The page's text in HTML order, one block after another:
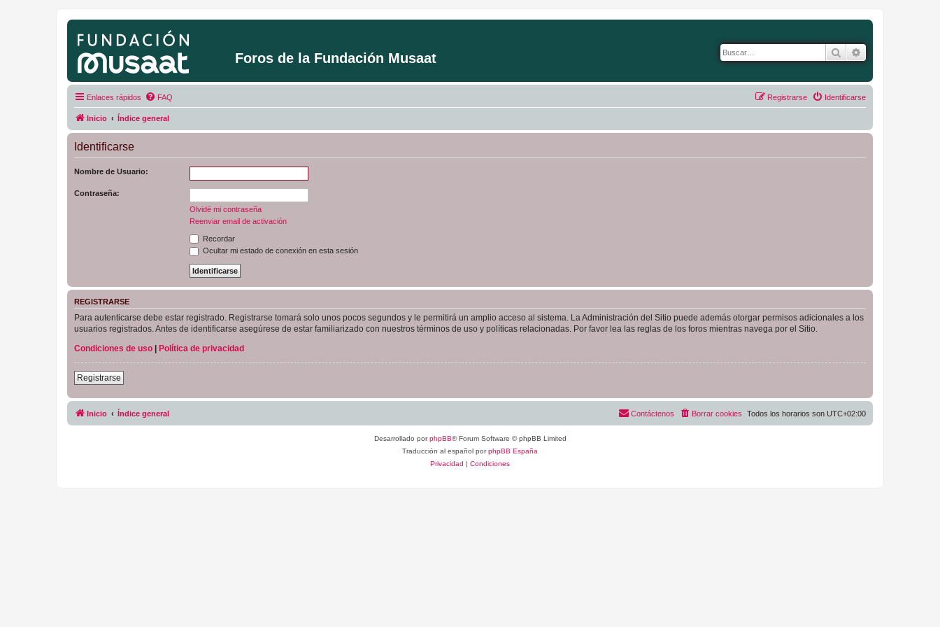
Foros de la Fundación Musaat Buscar
Enlaces rápidos FAQ Identificarse
Registrarse
Inicio Índice general
Identificarse
Nombre de Usuario:
Contraseña:
Olvidé mi contraseña
Reenviar email de activación
Recordar
Ocultar mi estado de conexión en esta sesión
REGISTRARSE
Para autenticarse debe estar registrado. Registrarse tomará solo unos pocos segundos y le permitirá un amplio acceso al sistema. La Administración del Sitio puede además otorgar permisos adicionales a los
usuarios registrados. Antes de identificarse asegúrese de estar familiarizado con nuestros términos de uso y políticas relacionadas. Por favor lea las reglas de los foros mientras navega por el Sitio.
Condiciones de uso
Política de privacidad
Registrarse
Inicio Índice general Todos los horarios son UTC+02:00
Borrar cookies
Contáctenos
Desarrollado porphpBB® Forum Software © phpBB Limited
Traducción al español porphpBB España
Privacidad | Condiciones